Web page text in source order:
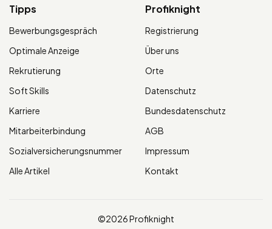
Tipps
Bewerbungsgespräch
Optimale Anzeige
Rekrutierung
Soft Skills
Karriere
Mitarbeiterbindung
Sozialversicherungsnummer
Alle Artikel
Profiknight
Registrierung
Über uns
Orte
Datenschutz
Bundesdatenschutz
AGB
Impressum
Kontakt
©2026 Profiknight